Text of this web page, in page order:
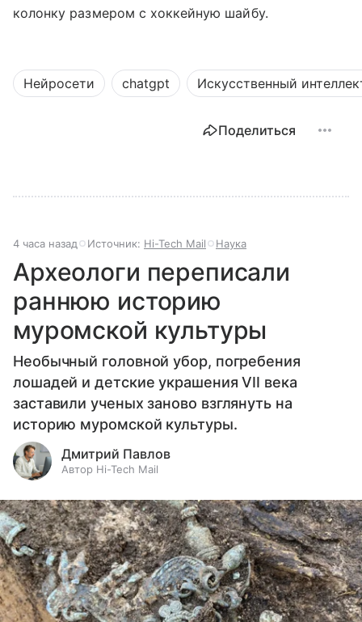
колонку размером с хоккейную шайбу.
Нейросети chatgpt Искусственный
Поделиться
4 часа назад Источник: Hi-Tech Mail Наука
Археологи переписали
раннюю историю
муромской культуры
Необычный головной убор, погребения
лошадей и детские украшения VII века
заставили ученых заново взглянуть на
историю муромской культуры.
Дмитрий Павлов
Автор Hi-Tech Mail